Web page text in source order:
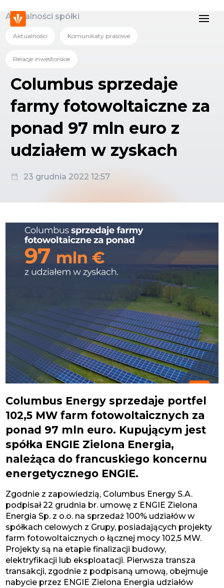
Aktualności spółki
Aktualności Komunikaty prasowe
Relacje inwestorskie
Columbus sprzedaje
farmy fotowoltaiczne za
ponad 97 mln euro z
udziałem w zyskach
23 grudnia 2022 12:57
Columbus Energy sprzedaje portfel
102,5 MW farm fotowoltaicznych za
ponad 97 mln euro. Kupującym jest
spółka ENGIE Zielona Energia,
należąca do francuskiego koncernu
energetycznego ENGIE.
Zgodnie z zapowiedzią, Columbus Energy S.A.
podpisał 22 grudnia br. umowę z ENGIE Zielona
Energia Sp. z o.o. na sprzedaż 100% udziałów w
spółkach celowych z Grupy, posiadających projekty
farm fotowoltaicznych o łącznej mocy 102,5 MW.
Projekty są na etapie finalizacji budowy,
elektryfikacji lub eksploatacji. Pierwsza transza
transakcji, zgodnie z podpisaną umową, obejmuje
nabycie przez ENGIE Zielona Energia udziałów